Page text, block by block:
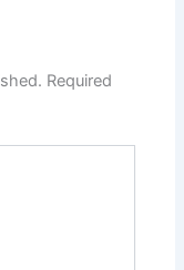
Required